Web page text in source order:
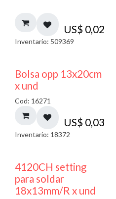
US$ 0,02
Inventario: 509369
Bolsa opp 13x20cm
x und
Cod: 16271
US$ 0,03
Inventario: 18372
4120CH setting
para soldar
18x13mm/R x und